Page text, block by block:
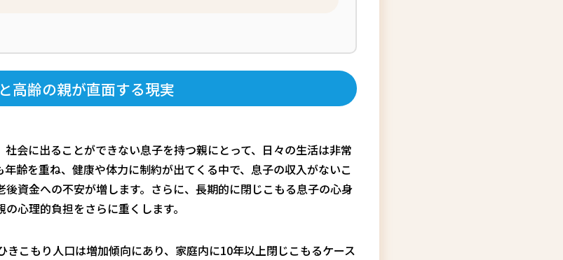
高齢の親が直面する現実
会に出ることができない息子を持つ親にとって、日々の生活は非常
齢を重ね、健康や体力に制約が出てくる中で、息子の収入がないこ
後資金への不安が増します。さらに、長期的に閉じこもる息子の心身
心理的負担をさらに重くします。
こもり人口は増加傾向にあり、家庭内に10年以上閉じこもるケース